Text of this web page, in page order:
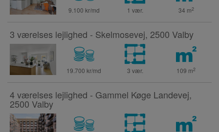
9.100 kr/md 1 vær. 34 m2
3 værelses lejlighed - Skelmosevej, 2500 Valby
19.700 kr/md 3 vær. 109 m2
4 værelses lejlighed - Gammel Køge Landevej,
2500 Valby